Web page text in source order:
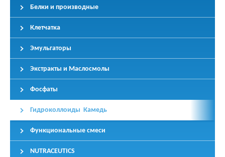
Белки и производные
Клетчатка
Эмульгаторы
Экстракты и Маслосмолы
Фосфаты
Гидроколлоиды Камедь
Функциональные смеси
NUTRACEUTICS